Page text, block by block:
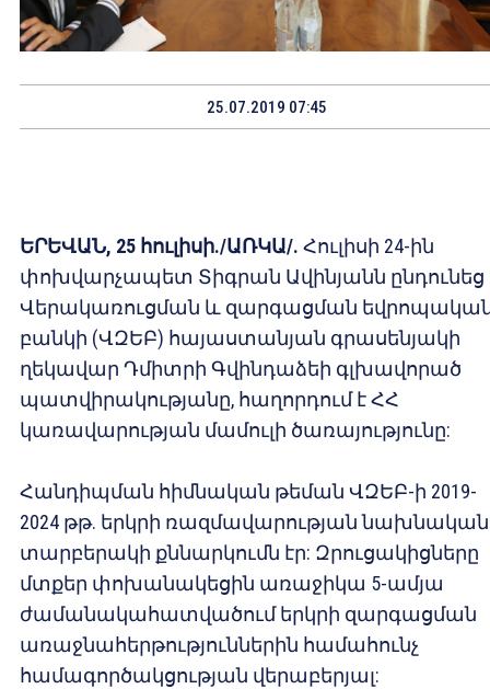
25.07.2019 07:45
ԵՐԵՎԱՆ, 25 հուլիսի./ԱՌԿԱ/. Հուլիսի 24-ին
փոխվարչապետ Տիգրան Ավինյանն ընդունեց
Վերակառուցման և զարգացման
բանկի (ՎԶԵԲ) հայաստանյան գրասենյակի
ղեկավար Դմիտրի Գվինդաձեի գլխավորած
պատվիրակությանը, հաղորդում է ՀՀ
կառավարության մամուլի ծառայությունը:
Հանդիպման հիմնական թեման ՎԶԵԲ-ի 2019-
2024 թթ. երկրի ռազմավարության նախնական
տարբերակի քննարկումն էր: Զրուցակիցները
մտքեր փոխանակեցին առաջիկա 5-ամյա
ժամանակահատվածում երկրի զարգացման
առաջնահերթություններին համահունչ
համագործակցության վերաբերյալ: